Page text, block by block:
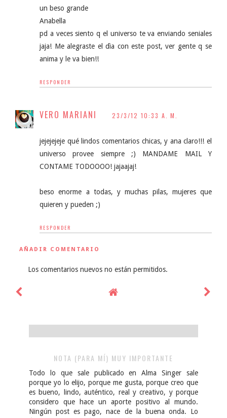
un beso grande
Anabella
pd a veces siento q el universo te va enviando seniales
jaja! Me alegraste el dìa con este post, ver gente q se
anima y le va bien!!
RESPONDER
VERO MARIANI 23/3/12 10:33 A. M.
jejejejeje qué lindos comentarios chicas, y ana claro!!! el
universo provee siempre ;) MANDAME MAIL Y
CONTAME TODOOOO! jajaajaj!
beso enorme a todas, y muchas pilas, mujeres que
quieren y pueden ;)
RESPONDER
AÑADIR COMENTARIO
Los comentarios nuevos no están permitidos.
NOTA (PARA MÍ) MUY IMPORTANTE
Todo lo que sale publicado en Alma Singer sale
porque yo lo elijo, porque me gusta, porque creo que
es bueno, lindo, auténtico, real y creativo, y porque
considero que hace un aporte positivo al mundo.
Ningún post es pago, nace de la buena onda. Lo